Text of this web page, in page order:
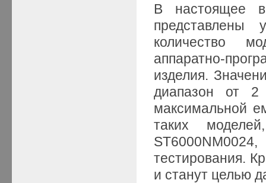
В настоящее
представлены
количество
аппаратно-
изделия.
диапазон от
максимальной
таких
тестирования.
и станут целью